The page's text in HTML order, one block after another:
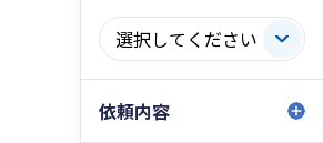
依頼内容